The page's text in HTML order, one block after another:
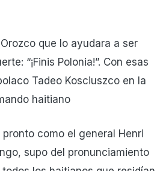
que lo ayudara a ser
“¡Finis Polonia!”. Con esas
Tadeo Kosciuszco en la
haitiano
como el general Henri
supo del pronunciamiento